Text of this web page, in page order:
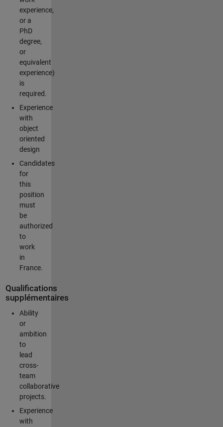
experience,
or a
PhD
degree,
or
equivalent
experience)
is
required.
Experience
with
object
oriented
design
Candidates
for
this
position
must
be
authorized
to
work
in
France.
Qualifications
supplémentaires
Ability
or
ambition
to
lead
cross-
team
collaborative
projects.
Experience
with